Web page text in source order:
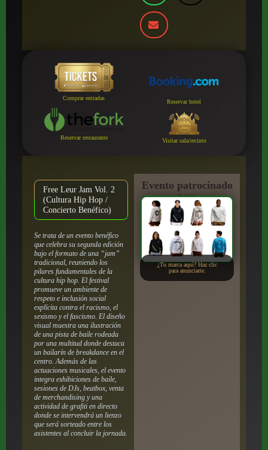
Comprar entradas
Reservar hotel
Reservar restaurante Visitar sala/recinto
Free Leur Jam Vol. 2
(Cultura Hip Hop /
Concierto Benéfico)
Se trata de un evento benéfico
que celebra su segunda edición
bajo el formato de una “jam”
tradicional, reuniendo los
pilares fundamentales de la
cultura hip hop. El festival
promueve un ambiente de
respeto e inclusión social
explícita contra el racismo, el
sexismo y el fascismo. El diseño
visual muestra una ilustración
de una pista de baile rodeada
por una multitud donde destaca
un bailarín de breakdance en el
centro. Además de las
actuaciones musicales, el evento
integra exhibiciones de baile,
sesiones de DJs, beatbox, venta
de merchandising y una
actividad de grafiti en directo
donde se intervendrá un lienzo
que será sorteado entre los
asistentes al concluir la jornada.
Evento patrocinado
por:
¿Tu marca aquí? Haz clic
para anunciarte.